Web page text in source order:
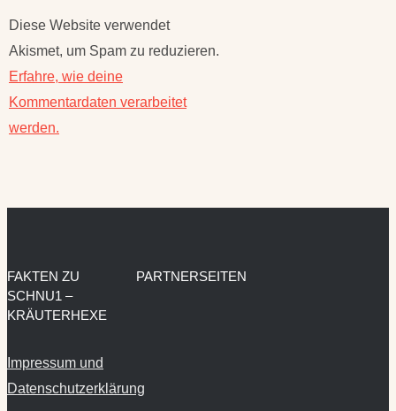
Diese Website verwendet
Akismet, um Spam zu reduzieren.
Erfahre, wie deine
Kommentardaten verarbeitet
werden.
FAKTEN ZU
SCHNU1 –
KRÄUTERHEXE
Impressum und
Datenschutzerklärung
PARTNERSEITEN